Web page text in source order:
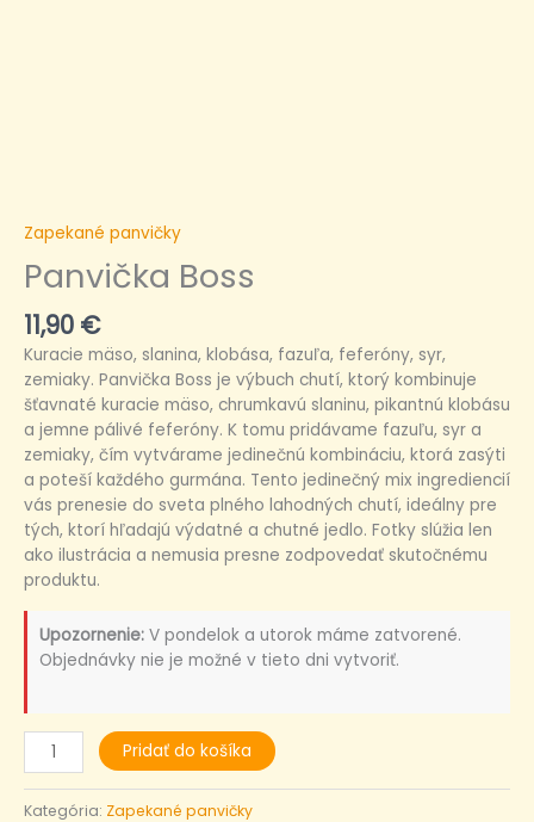
Zapekané panvičky
Panvička Boss
11,90 €
Kuracie mäso, slanina, klobása, fazuľa, feferóny, syr,
zemiaky. Panvička Boss je výbuch chutí, ktorý kombinuje
šťavnaté kuracie mäso, chrumkavú slaninu, pikantnú klobásu
a jemne pálivé feferóny. K tomu pridávame fazuľu, syr a
zemiaky, čím vytvárame jedinečnú kombináciu, ktorá zasýti
a poteší každého gurmána. Tento jedinečný mix ingrediencií
vás prenesie do sveta plného lahodných chutí, ideálny pre
tých, ktorí hľadajú výdatné a chutné jedlo. Fotky slúžia len
ako ilustrácia a nemusia presne zodpovedať skutočnému
produktu.
Upozornenie: V pondelok a utorok máme zatvorené.
Objednávky nie je možné v tieto dni vytvoriť.
Pridať do košíka
Kategória: Zapekané panvičky